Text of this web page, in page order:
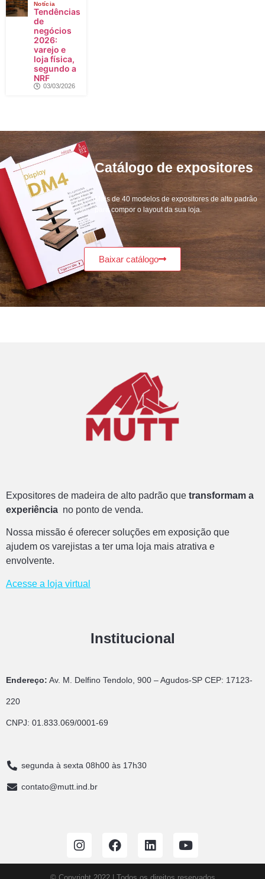
Notícia
Tendências
de
negócios
2026:
varejo e
loja física,
segundo a
NRF
03/03/2026
Catálogo de expositores
Mais de 40 modelos de expositores de alto padrão
para compor o layout da sua loja.
Baixar catálogo
Expositores de madeira de alto padrão que transformam a
experiência no ponto de venda.
Nossa missão é oferecer soluções em exposição que
ajudem os varejistas a ter uma loja mais atrativa e
envolvente.
Acesse a loja virtual
Institucional
Endereço: Av. M. Delfino Tendolo, 900 – Agudos-SP CEP: 17123-
220
CNPJ: 01.833.069/0001-69
segunda à sexta 08h00 às 17h30
contato@mutt.ind.br